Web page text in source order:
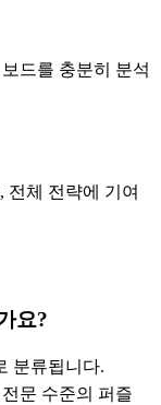
드를 충분히 분석
전체 전략에 기여
요?
분류됩니다.
문 수준의 퍼즐